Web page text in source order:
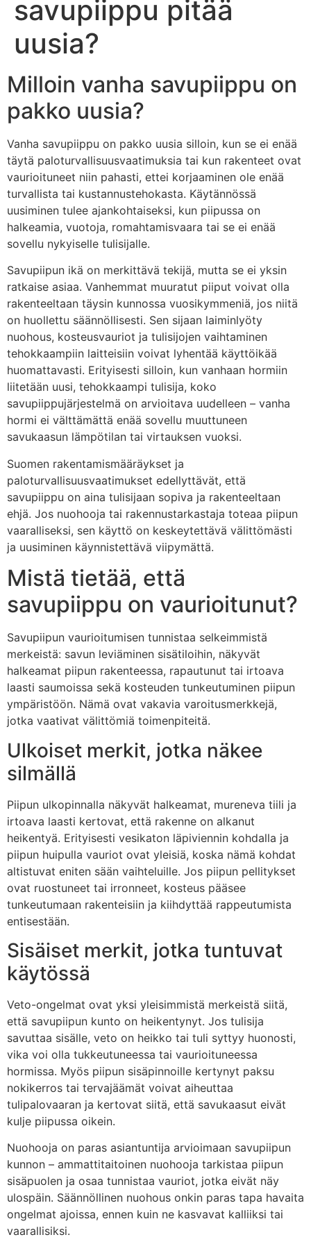
savupiippu pitää
uusia?
Milloin vanha savupiippu on
pakko uusia?
Vanha savupiippu on pakko uusia silloin, kun se ei enää
täytä paloturvallisuusvaatimuksia tai kun rakenteet ovat
vaurioituneet niin pahasti, ettei korjaaminen ole enää
turvallista tai kustannustehokasta. Käytännössä
uusiminen tulee ajankohtaiseksi, kun piipussa on
halkeamia, vuotoja, romahtamisvaara tai se ei enää
sovellu nykyiselle tulisijalle.
Savupiipun ikä on merkittävä tekijä, mutta se ei yksin
ratkaise asiaa. Vanhemmat muuratut piiput voivat olla
rakenteeltaan täysin kunnossa vuosikymmeniä, jos niitä
on huollettu säännöllisesti. Sen sijaan laiminlyöty
nuohous, kosteusvauriot ja tulisijojen vaihtaminen
tehokkaampiin laitteisiin voivat lyhentää käyttöikää
huomattavasti. Erityisesti silloin, kun vanhaan hormiin
liitetään uusi, tehokkaampi tulisija, koko
savupiippujärjestelmä on arvioitava uudelleen – vanha
hormi ei välttämättä enää sovellu muuttuneen
savukaasun lämpötilan tai virtauksen vuoksi.
Suomen rakentamismääräykset ja
paloturvallisuusvaatimukset edellyttävät, että
savupiippu on aina tulisijaan sopiva ja rakenteeltaan
ehjä. Jos nuohooja tai rakennustarkastaja toteaa piipun
vaaralliseksi, sen käyttö on keskeytettävä välittömästi
ja uusiminen käynnistettävä viipymättä.
Mistä tietää, että
savupiippu on vaurioitunut?
Savupiipun vaurioitumisen tunnistaa selkeimmistä
merkeistä: savun leviäminen sisätiloihin, näkyvät
halkeamat piipun rakenteessa, rapautunut tai irtoava
laasti saumoissa sekä kosteuden tunkeutuminen piipun
ympäristöön. Nämä ovat vakavia varoitusmerkkejä,
jotka vaativat välittömiä toimenpiteitä.
Ulkoiset merkit, jotka näkee
silmällä
Piipun ulkopinnalla näkyvät halkeamat, mureneva tiili ja
irtoava laasti kertovat, että rakenne on alkanut
heikentyä. Erityisesti vesikaton läpiviennin kohdalla ja
piipun huipulla vauriot ovat yleisiä, koska nämä kohdat
altistuvat eniten sään vaihteluille. Jos piipun pellitykset
ovat ruostuneet tai irronneet, kosteus pääsee
tunkeutumaan rakenteisiin ja kiihdyttää rappeutumista
entisestään.
Sisäiset merkit, jotka tuntuvat
käytössä
Veto-ongelmat ovat yksi yleisimmistä merkeistä siitä,
että savupiipun kunto on heikentynyt. Jos tulisija
savuttaa sisälle, veto on heikko tai tuli syttyy huonosti,
vika voi olla tukkeutuneessa tai vaurioituneessa
hormissa. Myös piipun sisäpinnoille kertynyt paksu
nokikerros tai tervajäämät voivat aiheuttaa
tulipalovaaran ja kertovat siitä, että savukaasut eivät
kulje piipussa oikein.
Nuohooja on paras asiantuntija arvioimaan savupiipun
kunnon – ammattitaitoinen nuohooja tarkistaa piipun
sisäpuolen ja osaa tunnistaa vauriot, jotka eivät näy
ulospäin. Säännöllinen nuohous onkin paras tapa havaita
ongelmat ajoissa, ennen kuin ne kasvavat kalliiksi tai
vaarallisiksi.